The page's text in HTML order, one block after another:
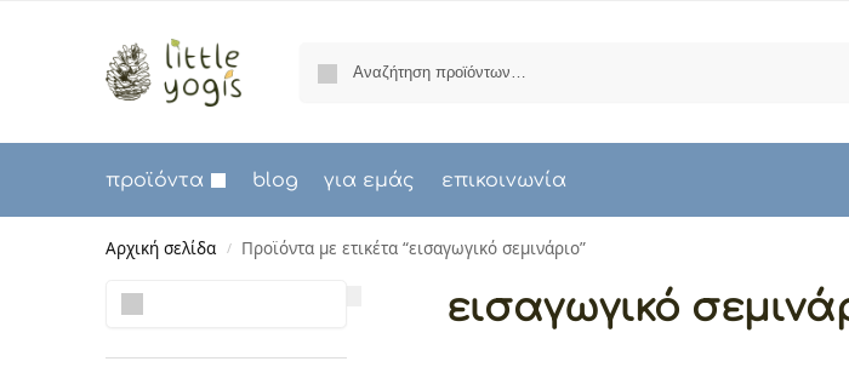
προϊόντα blog για εμάς επικοινωνία
Αρχική σελίδα / Προϊόντα με ετικέτα “εισαγωγικό σεμινάριο”
εισαγωγικό